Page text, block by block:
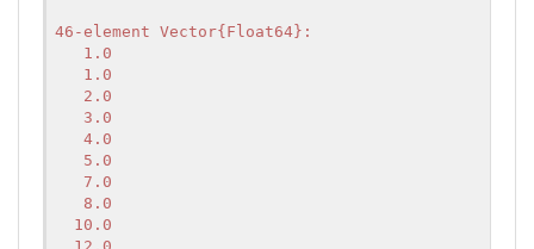
46-element Vector{Float64}: